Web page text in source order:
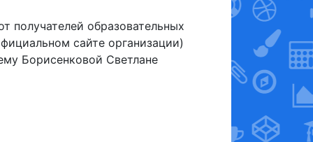
образовательных
сайте организации)
Борисенковой Светлане